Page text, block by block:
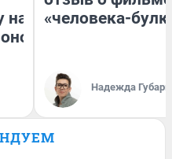
на
«человека-
Надежда Губарь